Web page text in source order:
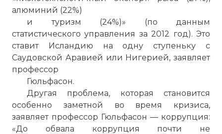
алюминий (22%)
и туризм (24%)» (по данным
статистического управления за 2012 год). Это
ставит Исландию на одну ступеньку с
Саудовской Аравией или Нигерией, заявляет
профессор
Гюльфасон.
Другая проблема, которая становится
особенно заметной во время кризиса,
заявляет профессор Гюльфасон — коррупция:
«До обвала коррупция почти не